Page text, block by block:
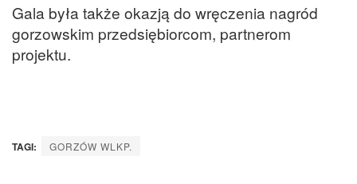
Gala była także okazją do wręczenia nagród
gorzowskim przedsiębiorcom, partnerom
projektu.
TAGI: GORZÓW WLKP.